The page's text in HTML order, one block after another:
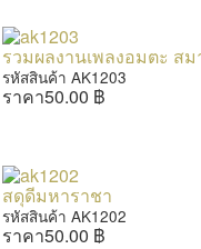
รวมผลงานเพลงอมตะ ส
รหัสสินค้า AK1203
ราคา50.00 ฿
สดุดีมหาราชา
รหัสสินค้า AK1202
ราคา50.00 ฿